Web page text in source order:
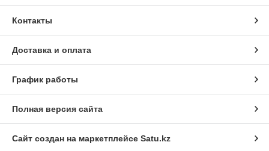
Контакты
Доставка и оплата
График работы
Полная версия сайта
Сайт создан на маркетплейсе Satu.kz